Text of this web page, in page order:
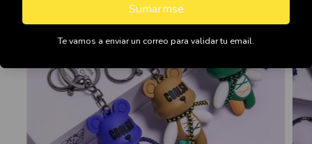
Sumarmse
Te vamos a enviar un correo para validar tu email.